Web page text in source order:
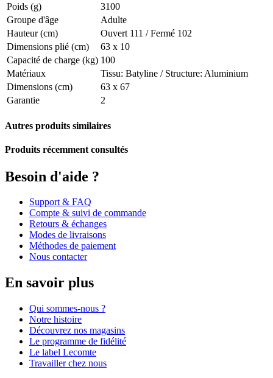
Poids (g)
3100
Groupe d'âge
Adulte
Hauteur (cm)
Ouvert 111 / Fermé 102
Dimensions plié (cm)
63 x 10
Capacité de charge (kg) 100
Matériaux
Tissu: Batyline / Structure: Aluminium
Dimensions (cm)
63 x 67
Garantie
2
Autres produits similaires
Produits récemment consultés
Besoin d'aide ?
Support & FAQ
Compte & suivi de commande
Retours & échanges
Modes de livraisons
Méthodes de paiement
Nous contacter
En savoir plus
Qui sommes-nous ?
Notre histoire
Découvrez nos magasins
Le programme de fidélité
Le label Lecomte
Travailler chez nous